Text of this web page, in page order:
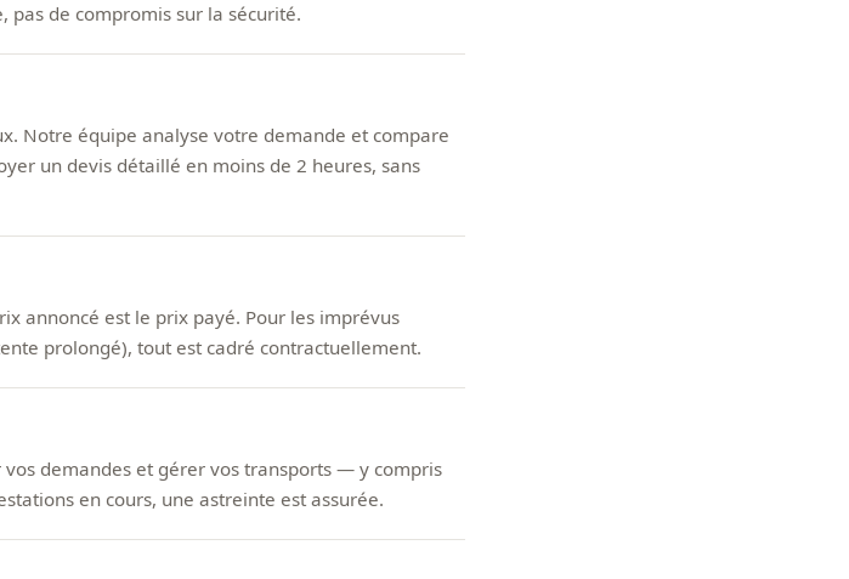
pas de compromis sur la sécurité.
Notre équipe analyse votre demande et compare
un devis détaillé en moins de 2 heures, sans
annoncé est le prix payé. Pour les imprévus
prolongé), tout est cadré contractuellement.
demandes et gérer vos transports — y compris
en cours, une astreinte est assurée.